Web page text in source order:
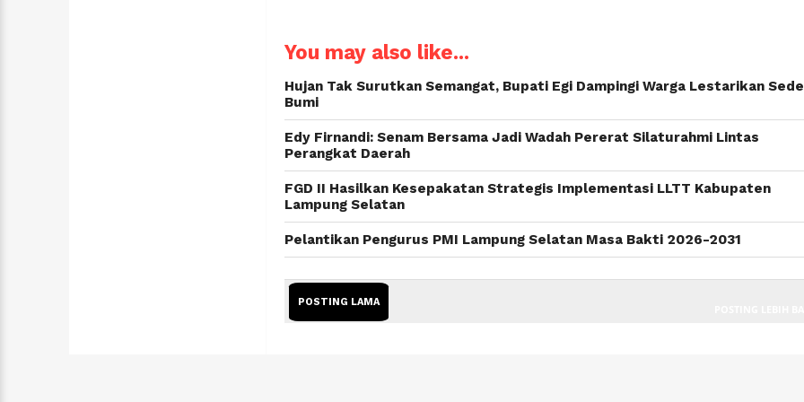
You may also like...
Hujan Tak Surutkan Semangat, Bupati Egi Dampingi Warga Lestarikan
Bumi
Edy Firnandi: Senam Bersama Jadi Wadah Pererat Silaturahmi Lintas
Perangkat Daerah
FGD II Hasilkan Kesepakatan Strategis Implementasi LLTT Kabupaten
Lampung Selatan
Pelantikan Pengurus PMI Lampung Selatan Masa Bakti 2026-2031
POSTING LAMA